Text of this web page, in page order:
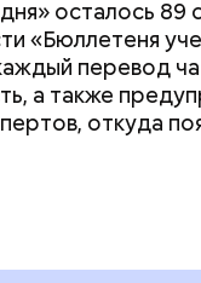
осталось 89
«Бюллетеня
перевод
а также
откуда
нам? / кадр из